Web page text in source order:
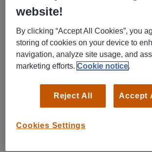
digitale kanaler
standarder
Saksbehandling dagligbank og
i avdelingen
Enkel rådgivning
Du har gjerne:
Relevant utdanning på høyskole-
kompensere for manglende
website!
By clicking “Accept All Cookies”, you
storing of cookies on your device to
navigation, analyze site usage, and
marketing efforts.Cookie notice.
Cookies Settings
Reject All Accept